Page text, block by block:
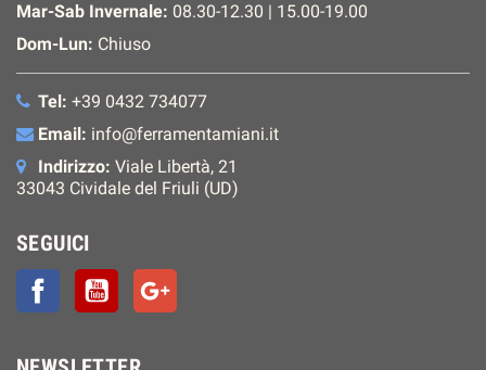
Mar-Sab Invernale: 08.30-12.30 | 15.00-19.00
Dom-Lun: Chiuso
Tel: +39 0432 734077
Email: info@ferramentamiani.it
Indirizzo: Viale Libertà, 21
33043 Cividale del Friuli (UD)
SEGUICI
FacebookYouTube